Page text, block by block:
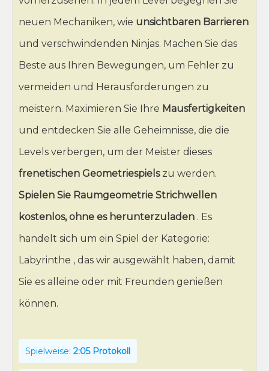
neuen Mechaniken, wie unsichtbaren Barrieren
und verschwindenden Ninjas. Machen Sie das
Beste aus Ihren Bewegungen, um Fehler zu
vermeiden und Herausforderungen zu
meistern. Maximieren Sie Ihre Mausfertigkeiten
und entdecken Sie alle Geheimnisse, die die
Levels verbergen, um der Meister dieses
frenetischen Geometriespielszu werden.
Spielen Sie Raumgeometrie Strichwellen
kostenlos, ohne es herunterzuladen . Es
handelt sich um ein Spiel der Kategorie:
Labyrinthe , das wir ausgewählt haben, damit
Sie es alleine oder mit Freunden genießen
können.
Spielweise: 2:05 Protokoll